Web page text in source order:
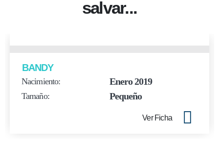
salvar...
BANDY
Nacimiento: Enero 2019
Tamaño: Pequeño
Ver Ficha